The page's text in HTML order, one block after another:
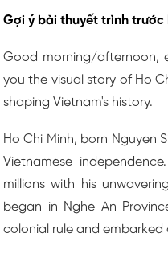
Gợi ý bài thuyết trình trước
Good morning/afternoon,
you the visual story of Ho
shaping Vietnam's history.
Ho Chi Minh, born Nguyen
Vietnamese
millions with his
began in Nghe An
colonial rule and